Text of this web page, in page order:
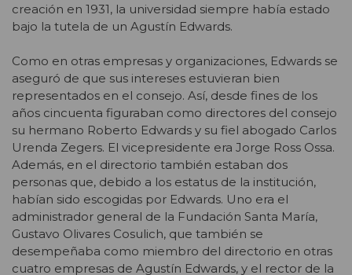
creación en 1931, la universidad siempre había estado
bajo la tutela de un Agustín Edwards.
Como en otras empresas y organizaciones, Edwards se
aseguró de que sus intereses estuvieran bien
representados en el consejo. Así, desde fines de los
años cincuenta figuraban como directores del consejo
su hermano Roberto Edwards y su fiel abogado Carlos
Urenda Zegers. El vicepresidente era Jorge Ross Ossa.
Además, en el directorio también estaban dos
personas que, debido a los estatus de la institución,
habían sido escogidas por Edwards. Uno era el
administrador general de la Fundación Santa María,
Gustavo Olivares Cosulich, que también se
desempeñaba como miembro del directorio en otras
cuatro empresas de Agustín Edwards, y el rector de la